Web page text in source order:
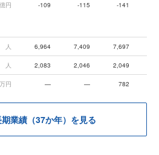
億円 -109 -115 -141
人 6,964 7,409 7,697
人 2,083 2,046 2,049
万円 — — 782
業績（37か年）を見る